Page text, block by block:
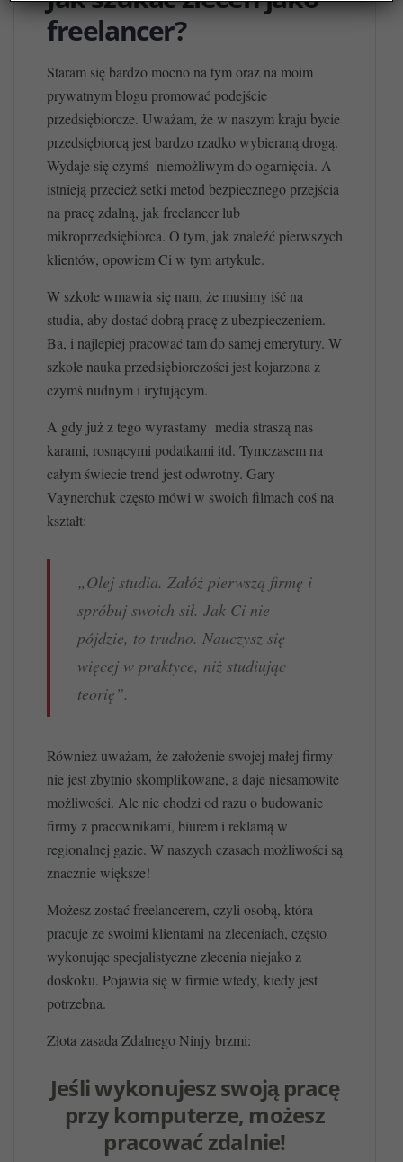
freelancer?
Staram się bardzo mocno na tym oraz na moim
prywatnym blogu promować podejście
przedsiębiorcze. Uważam, że w naszym kraju bycie
przedsiębiorcą jest bardzo rzadko wybieraną drogą.
Wydaje się czymś niemożliwym do ogarnięcia. A
istnieją przecież setki metod bezpiecznego przejścia
na pracę zdalną, jak freelancer lub
mikroprzedsiębiorca. O tym, jak znaleźć pierwszych
klientów, opowiem Ci w tym artykule.
W szkole wmawia się nam, że musimy iść na
studia, aby dostać dobrą pracę z ubezpieczeniem.
Ba, i najlepiej pracować tam do samej emerytury. W
szkole nauka przedsiębiorczości jest kojarzona z
czymś nudnym i irytującym.
A gdy już z tego wyrastamy media straszą nas
karami, rosnącymi podatkami itd. Tymczasem na
całym świecie trend jest odwrotny. Gary
Vaynerchuk często mówi w swoich filmach coś na
kształt:
„Olej studia. Załóż pierwszą firmę i
spróbuj swoich sił. Jak Ci nie
pójdzie, to trudno. Nauczysz się
więcej w praktyce, niż studiując
teorię”.
Również uważam, że założenie swojej małej firmy
nie jest zbytnio skomplikowane, a daje niesamowite
możliwości. Ale nie chodzi od razu o budowanie
firmy z pracownikami, biurem i reklamą w
regionalnej gazie. W naszych czasach możliwości są
znacznie większe!
Możesz zostać freelancerem, czyli osobą, która
pracuje ze swoimi klientami na zleceniach, często
wykonując specjalistyczne zlecenia niejako z
doskoku. Pojawia się w firmie wtedy, kiedy jest
potrzebna.
Złota zasada Zdalnego Ninjy brzmi:
Jeśli wykonujesz swoją pracę
przy komputerze, możesz
pracować zdalnie!